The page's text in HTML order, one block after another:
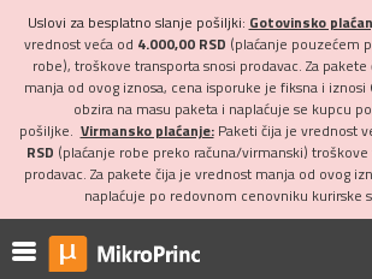
Uslovi za besplatno slanje pošiljki: Gotovinsko
vrednost veća od 4.000,00 RSD (plaćanje pouzećem
robe), troškove transporta snosi prodavac. Za
manja od ovog iznosa, cena isporuke je fiksna i iznosi
obzira na masu paketa i naplaćuje se kupcu
pošiljke. Virmansko plaćanje:Paketi čija je vrednost
RSD (plaćanje robe preko računa/virmanski) troškove
prodavac. Za pakete čija je vrednost manja od ovog
naplaćuje po redovnom cenovniku kurirske